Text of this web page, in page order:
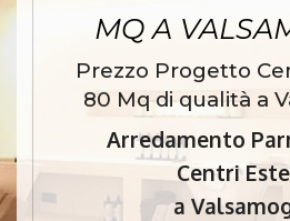
MQ A
Prezzo Progetto
80 Mq di qualità a
Arredamento
Centri
a